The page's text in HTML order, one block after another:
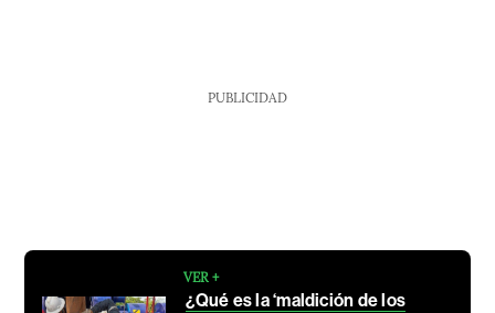
PUBLICIDAD
VER +
¿Qué es la ‘maldición de los